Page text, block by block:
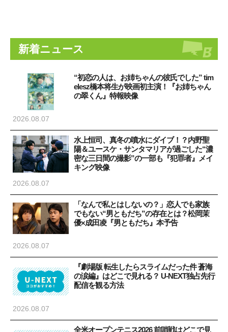
新着ニュース
“初恋の人は、お姉ちゃんの彼氏でした” tim
elesz橋本将生が映画初主演！『お姉ちゃん
の翠くん』特報映像
2026.08.07
水上恒司、真冬の噴水にダイブ！？内野聖
陽＆ユースケ・サンタマリアが過ごした“濃
密な三日間の撮影”の一部も『犯罪者』メイ
キング映像
2026.08.07
「なんで私とはしないの？」恋人でも家族
でもない“男ともだち”の存在とは？松岡茉
優×成田凌『男ともだち』本予告
2026.08.07
『劇場版 転生したらスライムだった件 蒼海
の涙編』はどこで見れる？ U-NEXT独占先行
配信を観る方法
2026.08.07
全米オープンテニス2026 前哨戦はどこで見